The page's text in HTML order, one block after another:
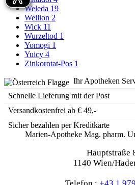
Weleda 19
Wellion 2
Wick 11
Wurzeltod 1
Yomogi 1
Yuicy 4
Zinkorotat-Pos 1
Ihr Apotheken
Schnelle Lieferung mit der Post
Versandkostenfrei ab € 49,-
Sicher bezahlen per Kreditkarte
Marien-Apotheke Mag. pharm.
Hauptstraße
1140 Wien/